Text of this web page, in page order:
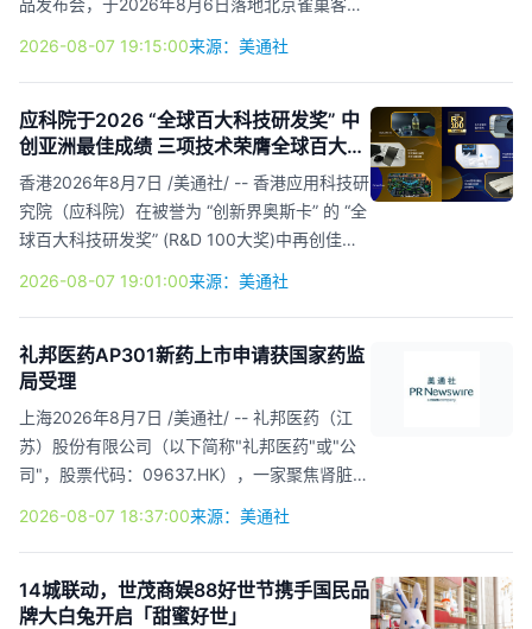
年度股份回购计...
土米酒酿造企业、非遗传承人、全国连锁餐饮品
牌及雀巢专业餐饮核心团队，近30位行业代表
齐聚现场，通过主旨分享、圆桌对话、新品实操
品鉴、供需对接晚宴等多元环节，打通延吉米酒
走向全国餐饮市场的发展通路，推动地方特色饮
品标准化、规模化升级。 雀巢专业餐饮作为雀
巢集团深耕B端餐饮市场的核心板块，依托百年
门...
2026-08-07 19:15:00来源：美通社
应科院于2026 “全球百大科技研发奖” 中
创亚洲最佳成绩 三项技术荣膺全球百大创
新奖项
香港2026年8月7日 /美通社/ -- 香港应用科技研
究院（应科院）在被誉为 “创新界奥斯卡” 的 “全
球百大科技研发奖” (R&D 100大奖)中再创佳
围数量最多的机构，亦是美国以外表现最突出的
机构。六项入围技术中，三项最终获选为R&D
100大奖优胜者，跻身全球年度百大最具突破性
创新技术之列。 应科院行政总裁孙耀达博士工
程师表示：“我们非常荣幸获得R&D 100大奖的
肯定。六项技术成功晋身终选，当中三项更脱颖
而出荣获大奖，充分彰显应科院卓越的科研实力
伴...
2026-08-07 19:01:00来源：美通社
礼邦医药AP301新药上市申请获国家药监
局受理
上海2026年8月7日 /美通社/ -- 礼邦医药（江
苏）股份有限公司（以下简称"礼邦医药"或"公
司"，股票代码：09637.HK），一家聚焦肾脏疾
品AP301胶囊（一款新型口服含铁磷结合剂）用
于治疗接受维持性透析的慢性肾脏病（CKD）患
者高磷血症的新药上市申请（NDA），今日获中
国国家药品监督管理局（NMPA）受理。本次
2026-08-07 18:37:00来源：美通社
14城联动，世茂商娱88好世节携手国民品
牌大白兔开启「甜蜜好世」